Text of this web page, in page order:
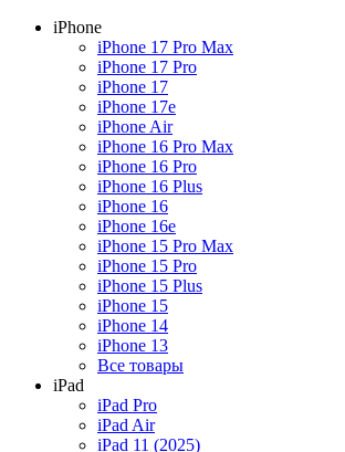
iPhone
iPhone 17 Pro Max
iPhone 17 Pro
iPhone 17
iPhone 17e
iPhone Air
iPhone 16 Pro Max
iPhone 16 Pro
iPhone 16 Plus
iPhone 16
iPhone 16e
iPhone 15 Pro Max
iPhone 15 Pro
iPhone 15 Plus
iPhone 15
iPhone 14
iPhone 13
Все товары
iPad
iPad Pro
iPad Air
iPad 11 (2025)